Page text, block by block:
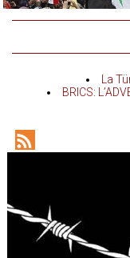
La
BRICS:
RSS